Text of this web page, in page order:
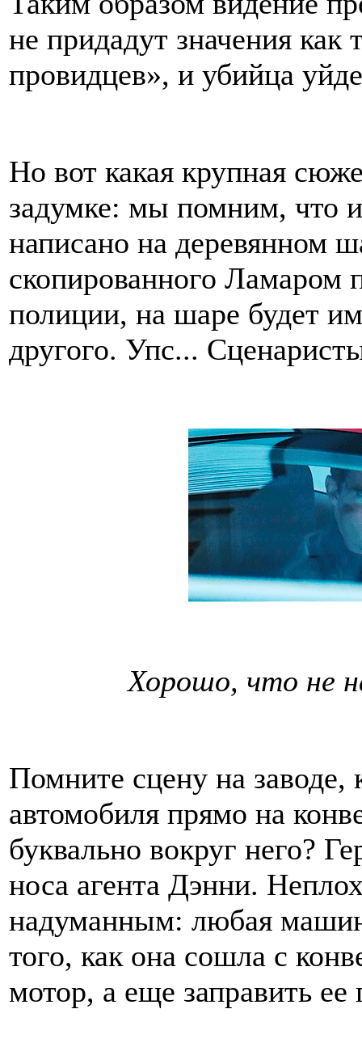
не придадут значения
провидцев», и убийца
Но вот какая крупная
задумке: мы помним, что
написано на деревянном
скопированного Ламаром
полиции, на шаре будет
другого. Упс...
Хорошо, что не
Помните сцену на заводе,
автомобиля прямо на
буквально вокруг него?
носа агента Дэнни.
надуманным: любая
того, как она сошла с
мотор, а еще заправить